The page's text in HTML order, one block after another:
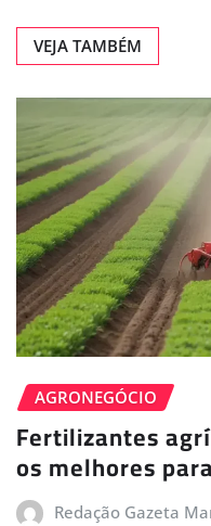
VEJA TAMBÉM
AGRONEGÓCIO
Fertilizantes
os melhores
Redação Gazeta